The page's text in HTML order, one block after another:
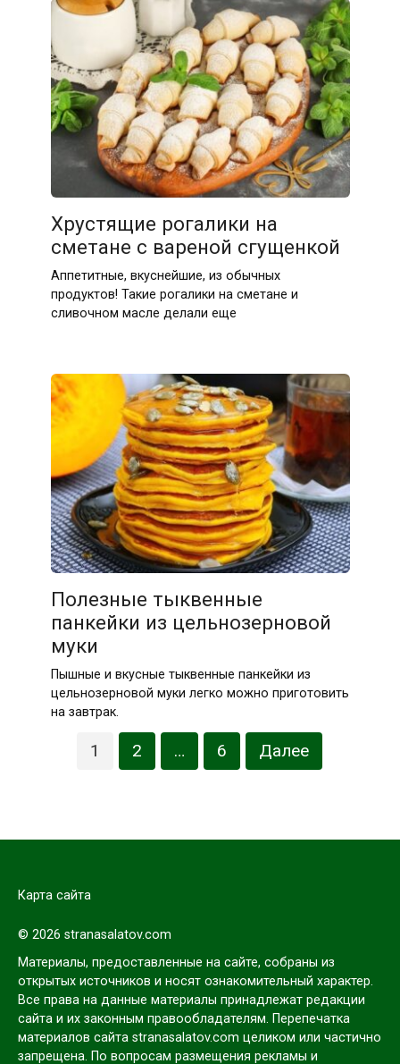
Хрустящие рогалики на
сметане с вареной сгущенкой
Аппетитные, вкуснейшие, из обычных
продуктов! Такие рогалики на сметане и
сливочном масле делали еще
Полезные тыквенные
панкейки из цельнозерновой
муки
Пышные и вкусные тыквенные панкейки из
цельнозерновой муки легко можно приготовить
на завтрак.
1 2 … 6 Далее
Карта сайта
© 2026 stranasalatov.com
Материалы, предоставленные на сайте, собраны из
открытых источников и носят ознакомительный характер.
Все права на данные материалы принадлежат редакции
сайта и их законным правообладателям. Перепечатка
материалов сайта stranasalatov.com целиком или частично
запрещена. По вопросам размещения рекламы и